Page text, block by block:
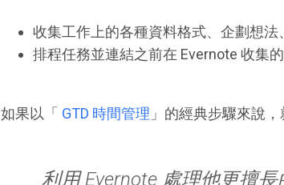
收集工作上的各種資料格式、企劃想法
排程任務並連結之前在 Evernote 收集
如果以「 GTD 時間管理 」的經典步驟來說，
利用 Evernote 處理他更擅